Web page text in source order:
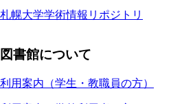
札幌大学学術情報リポジトリ
図書館について
利用案内（学生・教職員の方）